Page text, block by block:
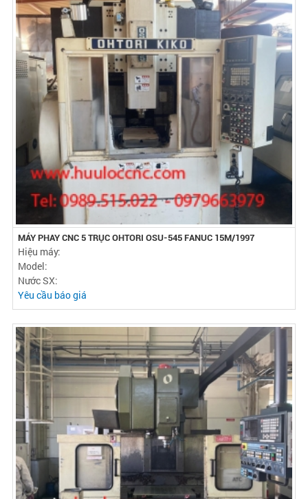
MÁY PHAY CNC 5 TRỤC OHTORI OSU-545 FANUC 15M/1997
Hiệu máy:
Model:
Nước SX:
Yêu cầu báo giá